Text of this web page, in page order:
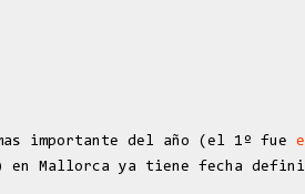
importante del año (el 1º fue
Mallorca ya tiene fecha